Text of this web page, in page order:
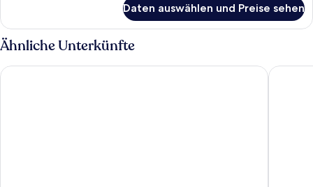
Zimmer
Daten auswählen und Preise sehen
Ähnliche Unterkünfte
Cavallino d'Oro